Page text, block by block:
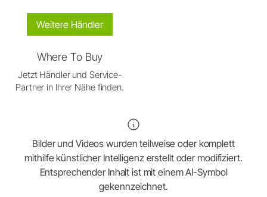
Weitere Händler
Where To Buy
Jetzt Händler und Service-
Partner in Ihrer Nähe finden.
Bilder und Videos wurden teilweise oder komplett
mithilfe künstlicher Intelligenz erstellt oder modifiziert.
Entsprechender Inhalt ist mit einem AI-Symbol
gekennzeichnet.